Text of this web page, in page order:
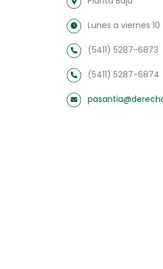
Lunes a viernes 10
(5411) 5287-6873
(5411) 5287-6874